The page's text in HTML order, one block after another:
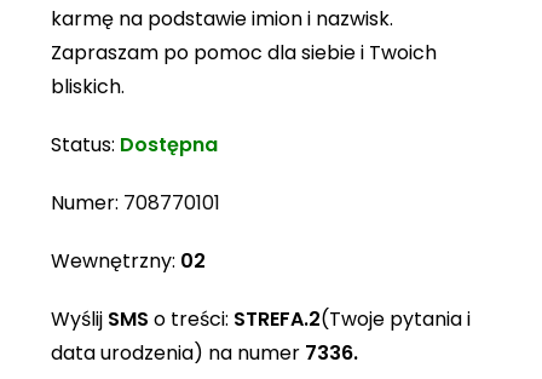
karmę na podstawie imion i nazwisk.
Zapraszam po pomoc dla siebie i Twoich
bliskich.
Status: Dostępna
Numer: 708770101
Wewnętrzny: 02
Wyślij SMS o treści: STREFA.2(Twoje pytania i
data urodzenia) na numer 7336.